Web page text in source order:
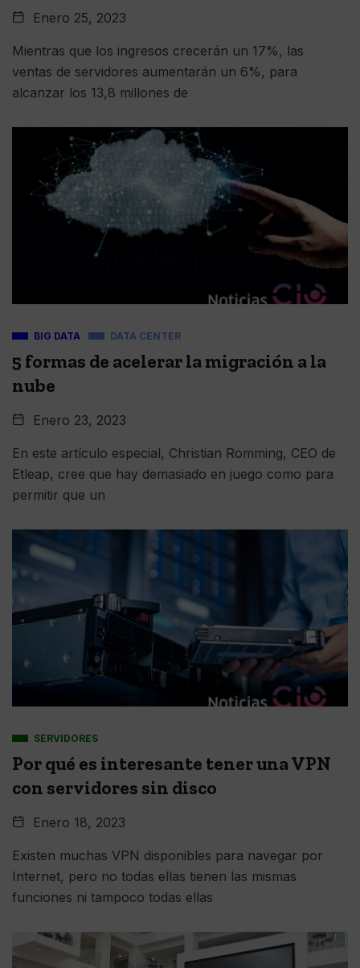
Enero 25, 2023
Mientras que los ingresos crecerán un 17%, las
ventas de servidores aumentarán un 6%, para
alcanzar los 13,8 millones de
BIG DATA DATA CENTER
5 formas de acelerar la migración a la
nube
Enero 23, 2023
En este artículo especial, Christian Romming, CEO de
Etleap, cree que hay demasiado en juego como para
permitir que un
SERVIDORES
Por qué es interesante tener una VPN
con servidores sin disco
Enero 18, 2023
Existen muchas VPN disponibles para navegar por
Internet, pero no todas ellas tienen las mismas
funciones ni tampoco todas ellas